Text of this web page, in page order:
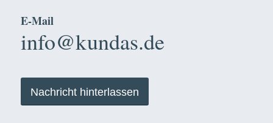
E-Mail
info@kundas.de
Nachricht hinterlassen